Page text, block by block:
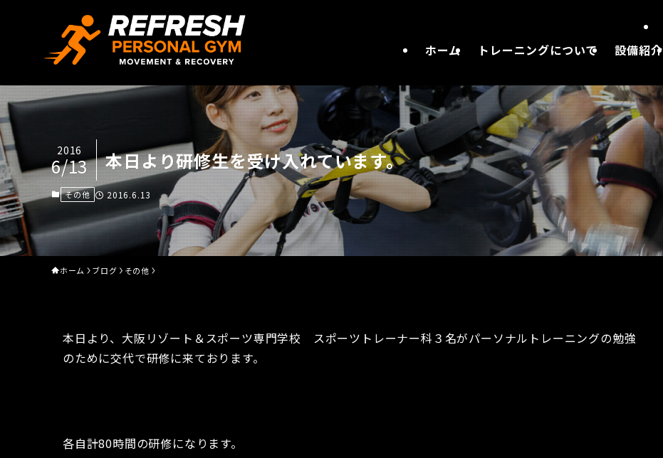
ホーム トレーニングについて 設備紹介
本日より研修生を受け入れています。
2016
6/13
その他 2016.6.13
ホーム ブログ その他
本日より、大阪リゾート＆スポーツ専門学校 スポーツトレーナー科３名がパーソナルトレーニングの勉強
のために交代で研修に来ております。
各自計80時間の研修になります。